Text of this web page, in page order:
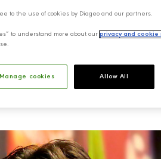
to the use of cookies by Diageo and our partners.
to understand more about our privacy and cookie
Manage cookies Allow All